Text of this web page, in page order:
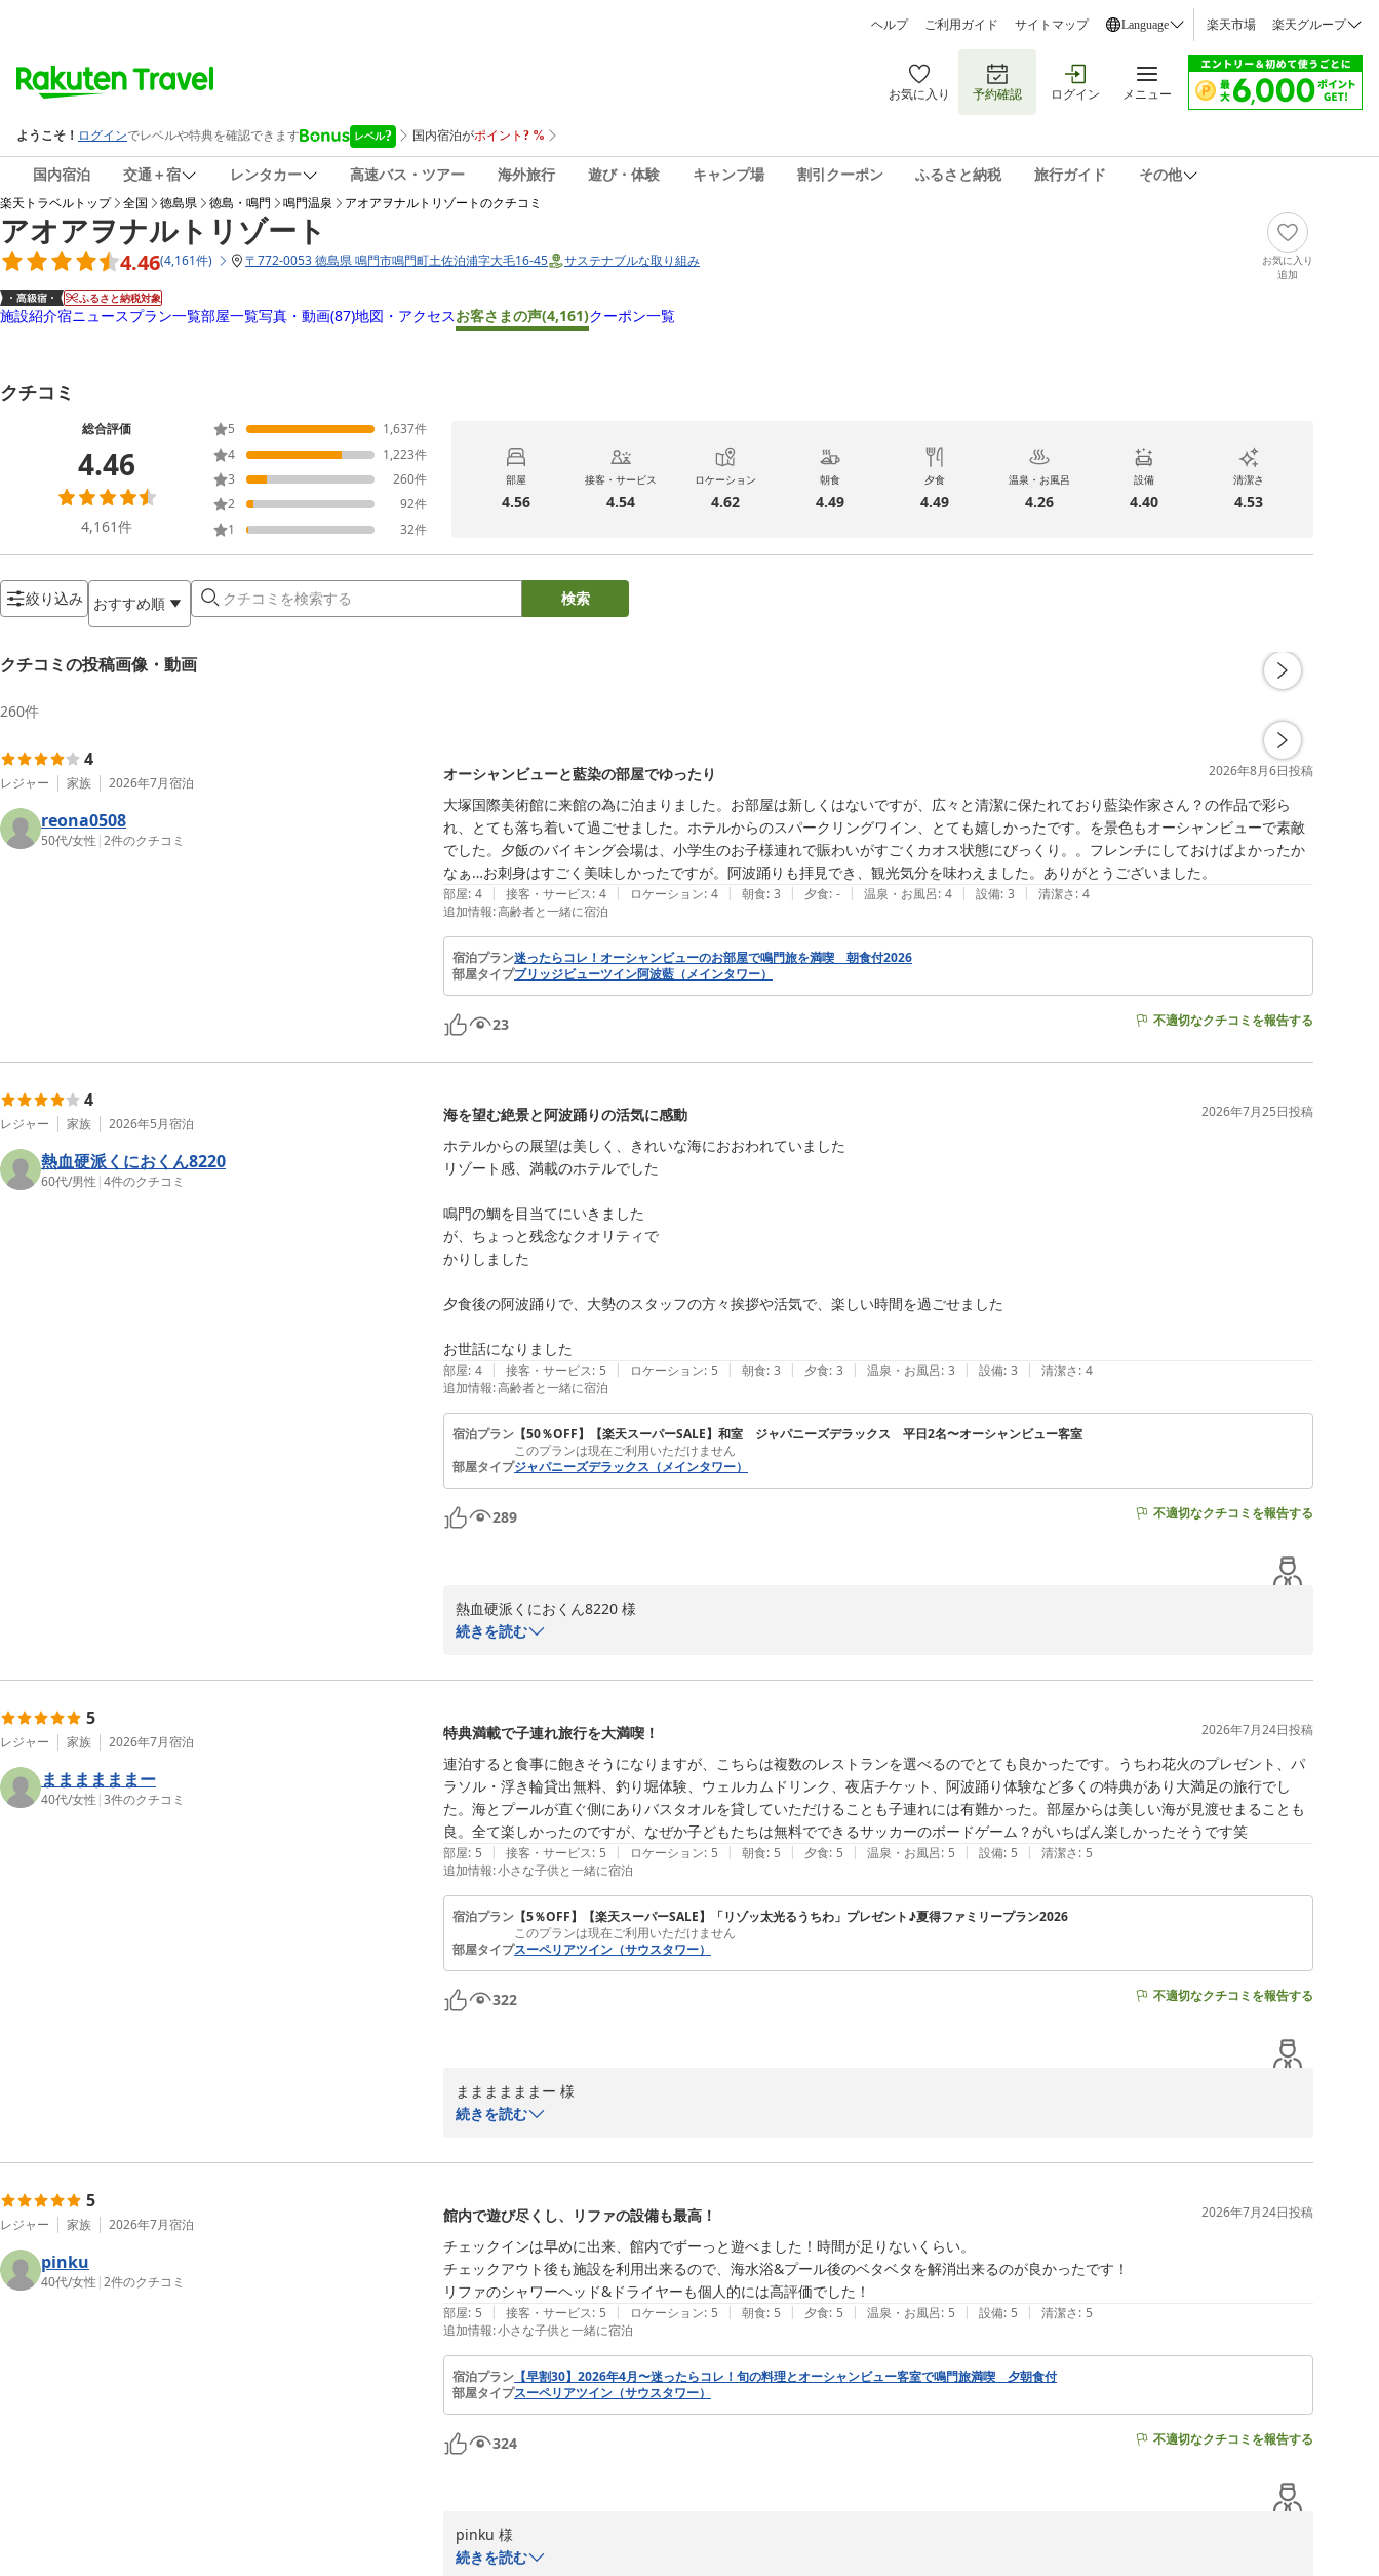
ヘルプ ご利用ガイド サイトマップ Language 楽天市場 楽天グループ
お気に入り 予約確認 ログイン メニュー
国内宿泊 交通＋宿 レンタカー 高速バス・ツアー 海外旅行 遊び・体験 キャンプ場 割引クーポン ふるさと納税 旅行ガイド その他
楽天トラベルトップ 全国 徳島県 徳島・鳴門 鳴門温泉 アオアヲナルトリゾートのクチコミ
アオアヲナルトリゾート
4.46(4,161件) 〒772-0053 徳島県 鳴門市鳴門町土佐泊浦字大毛16-45 サステナブルな取り組み
ふるさと納税対象
お気に入り
追加
施設紹介宿ニュースプラン一覧部屋一覧写真・動画(87)地図・アクセスお客さまの声(4,161)クーポン一覧
クチコミ
総合評価
4.46
4,161件
5 1,637件
4
1,223件
3
260件
2
92件
1
32件
部屋
4.56
接客・サービス
4.54
ロケーション
4.62
朝食
4.49
夕食
4.49
温泉・お風呂
4.26
設備
4.40
清潔さ
4.53
絞り込み おすすめ順 検索
クチコミの投稿画像・動画
260件
4
レジャー 家族 2026年7月宿泊
reona0508
50代/女性 |2件のクチコミ
オーシャンビューと藍染の部屋でゆったり 2026年8月6日投稿
大塚国際美術館に来館の為に泊まりました。お部屋は新しくはないですが、広々と清潔に保たれており藍染作家さん？の作品で彩ら
れ、とても落ち着いて過ごせました。ホテルからのスパークリングワイン、とても嬉しかったです。を景色もオーシャンビューで素敵
でした。夕飯のバイキング会場は、小学生のお子様連れで賑わいがすごくカオス状態にびっくり。。フレンチにしておけばよかったか
なぁ…お刺身はすごく美味しかったですが。阿波踊りも拝見でき、観光気分を味わえました。ありがとうございました。
部屋: 4 | 接客・サービス: 4 | ロケーション: 4 | 朝食: 3 | 夕食: - | 温泉・お風呂: 4 | 設備: 3 | 清潔さ: 4
追加情報:高齢者と一緒に宿泊
宿泊プラン迷ったらコレ！オーシャンビューのお部屋で鳴門旅を満喫 朝食付2026
部屋タイプブリッジビューツイン阿波藍（メインタワー）
23 不適切なクチコミを報告する
4
レジャー 家族 2026年5月宿泊
熱血硬派くにおくん8220
60代/男性 |4件のクチコミ
海を望む絶景と阿波踊りの活気に感動 2026年7月25日投稿
ホテルからの展望は美しく、きれいな海におおわれていました
リゾート感、満載のホテルでした
鳴門の鯛を目当てにいきました
が、ちょっと残念なクオリティで
かりしました
夕食後の阿波踊りで、大勢のスタッフの方々挨拶や活気で、楽しい時間を過ごせました
部屋: 4 | 接客・サービス: 5 | ロケーション: 5 | 朝食: 3 | 夕食: 3 | 温泉・お風呂: 3 | 設備: 3 | 清潔さ: 4
追加情報:高齢者と一緒に宿泊
宿泊プラン 【50％OFF】【楽天スーパーSALE】和室 ジャパニーズデラックス 平日2名〜オーシャンビュー客室
このプランは現在ご利用いただけません
部屋タイプジャパニーズデラックス（メインタワー）
289 不適切なクチコミを報告する
熱血硬派くにおくん8220 様
御礼申し上げます。
お部屋からご覧いただいた海の景色やリゾートならではの雰囲気をお楽しみいただき、嬉しく存じます。
また、夕食後の「阿波踊り公演」にも足をお運びいただき、楽しいひとときをお過ごしいただけたとのこと、大変嬉しく拝読いた
しました。
一方で、ご旅行の目的でもあった「鳴門鯛」のお料理につきましては、ご期待に添えず申し訳ございませんでした。
「鯛」は、鳴門を代表する特産品のひとつでもあり、仕入れからご提供まで自信をもって行っておりますが、海水温の変わり目な
ど季節によっては、品質が低下することもございます。頂いたお声を真摯に受け止め、ご提供前に調理内容や品質についてチェッ
クを強化するなど、改めて見直しを図り、よりご満足いただけるお料理をご提供できるよう努めてまいります。
これからも美しい景色はもちろん、お食事やおもてなしを含めたすべての面でご満足いただけるリゾートを目指してまいります。
また鳴門へお越しの際には、ぜひお立ち寄りいただけますと幸いです。
熱血硬派くにおくん8220 様ご家族のお越しをスタッフ一同、心よりお待ち申し上げております。
ルームズ＆セールス マーケティングディレクター
アオアヲナルトリゾート
続きを読む
5
レジャー 家族 2026年7月宿泊
ままままままー
40代/女性 |3件のクチコミ
特典満載で子連れ旅行を大満喫！ 2026年7月24日投稿
連泊すると食事に飽きそうになりますが、こちらは複数のレストランを選べるのでとても良かったです。うちわ花火のプレゼント、パ
ラソル・浮き輪貸出無料、釣り堀体験、ウェルカムドリンク、夜店チケット、阿波踊り体験など多くの特典があり大満足の旅行でし
た。海とプールが直ぐ側にありバスタオルを貸していただけることも子連れには有難かった。部屋からは美しい海が見渡せまることも
良。全て楽しかったのですが、なぜか子どもたちは無料でできるサッカーのボードゲーム？がいちばん楽しかったそうです笑
部屋: 5 | 接客・サービス: 5 | ロケーション: 5 | 朝食: 5 | 夕食: 5 | 温泉・お風呂: 5 | 設備: 5 | 清潔さ: 5
追加情報:小さな子供と一緒に宿泊
宿泊プラン 【5％OFF】【楽天スーパーSALE】「リゾッ太光るうちわ」プレゼント♪夏得ファミリープラン2026
このプランは現在ご利用いただけません
部屋タイプスーペリアツイン（サウスタワー）
322 不適切なクチコミを報告する
ままままままー 様
ます。
「特典満載で子連れ旅行を大満喫！」との嬉しいお言葉　ご家族皆様で夏のご滞在を満喫していただけたご様子が伝わり、大変嬉
しく拝読いたしました。
連泊でも飽きることなくお食事を楽しんでいただき、嬉しく存じます。
また、「リゾッ太光るうちわ」や花火、パラソル・浮き輪の無料貸し出しなど、夏得ファミリープランの特典にもご満足いただ
き、ホテルイベントの「阿波踊り公演」にご参加いただくなど、リゾートステイを存分にお楽しみいただけたこと、そして天候に
も恵まれたご様子、何よりでございました。
お子様たちが無料でお楽しみいただけるサッカーゲームを一番気に入ってくださったというエピソードには、スタッフ一同思わず
これからも、お子様はもちろん、ご家族皆様に「また来たい」と思っていただけるリゾートを目指し、より楽しい思い出づくりの
お手伝いに努めてまいります。
アオアヲ ナルト リゾート
ルームズ＆セールス マーケティングディレクター
続きを読む
5
レジャー 家族 2026年7月宿泊
pinku
40代/女性 |2件のクチコミ
館内で遊び尽くし、リファの設備も最高！ 2026年7月24日投稿
チェックインは早めに出来、館内でずーっと遊べました！時間が足りないくらい。
チェックアウト後も施設を利用出来るので、海水浴&プール後のベタベタを解消出来るのが良かったです！
リファのシャワーヘッド&ドライヤーも個人的には高評価でした！
部屋: 5 | 接客・サービス: 5 | ロケーション: 5 | 朝食: 5 | 夕食: 5 | 温泉・お風呂: 5 | 設備: 5 | 清潔さ: 5
追加情報:小さな子供と一緒に宿泊
宿泊プラン 【早割30】2026年4月〜迷ったらコレ！旬の料理とオーシャンビュー客室で鳴門旅満喫 夕朝食付
部屋タイプスーペリアツイン（サウスタワー）
324 不適切なクチコミを報告する
pinku 様
続きを読む